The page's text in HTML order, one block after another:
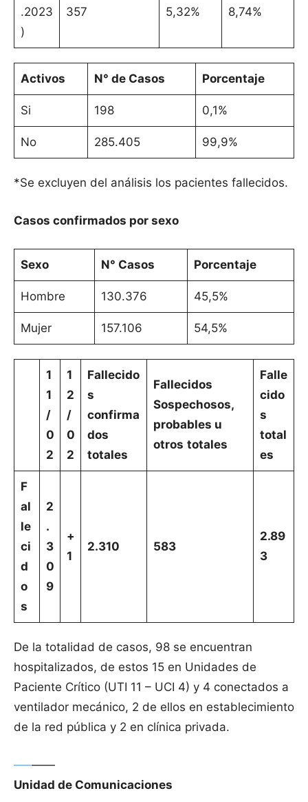
.2023
)
357 5,32% 8,74%
Activos N° de Casos Porcentaje
Si 198 0,1%
No 285.405 99,9%
*Se excluyen del análisis los pacientes fallecidos.
Casos confirmados por sexo
Sexo N° Casos Porcentaje
Hombre 130.376 45,5%
Mujer 157.106 54,5%
1
1
/
0
2
1
2
/
0
2
Fallecido
s
confirma
dos
totales
Fallecidos
Sospechosos,
probables u
otros totales
Falle
cido
s
total
es
F
al
le
ci
d
o
s
2
.
3
0
9
+
1
2.310 583
2.89
3
De la totalidad de casos, 98 se encuentran
hospitalizados, de estos 15 en Unidades de
Paciente Crítico (UTI 11 – UCI 4) y 4 conectados a
ventilador mecánico, 2 de ellos en establecimiento
de la red pública y 2 en clínica privada.
—–——
Unidad de Comunicaciones